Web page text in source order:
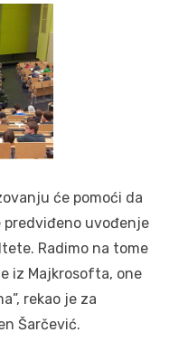
će pomoći da
predviđeno uvođenje
Radimo na tome
iz Majkrosofta, one
rekao je za
Šarčević.